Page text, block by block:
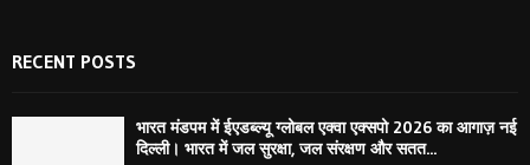
RECENT POSTS
भारत मंडपम में ईएडब्ल्यू ग्लोबल एक्वा एक्सपो 2026 का आगाज़ नई
दिल्ली। भारत में जल सुरक्षा, जल संरक्षण और सतत...